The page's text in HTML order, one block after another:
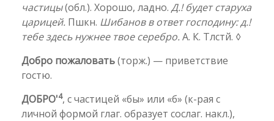
частицы(обл.). Хорошо, ладно. Д.! будет старуха
царицей. Пшкн. Шибанов в ответ господину: д.!
тебе здесь нужнее твое серебро. А. К. Тлстй. ◊
Добро пожаловать(торж.) — приветствие
гостю.
ДОБРО'4, с частицей «бы» или «б» (к-рая с
личной формой глаг. образует сослаг. накл.),